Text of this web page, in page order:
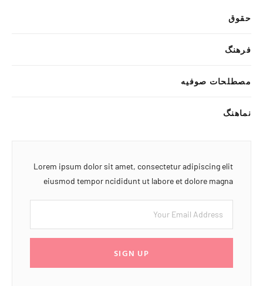
حقوق
فرهنگ
مصطلحات صوفیه
نماهنگ
Lorem ipsum dolor sit amet, consectetur adipiscing elit
eiusmod tempor ncididunt ut labore et dolore magna
SIGN UP